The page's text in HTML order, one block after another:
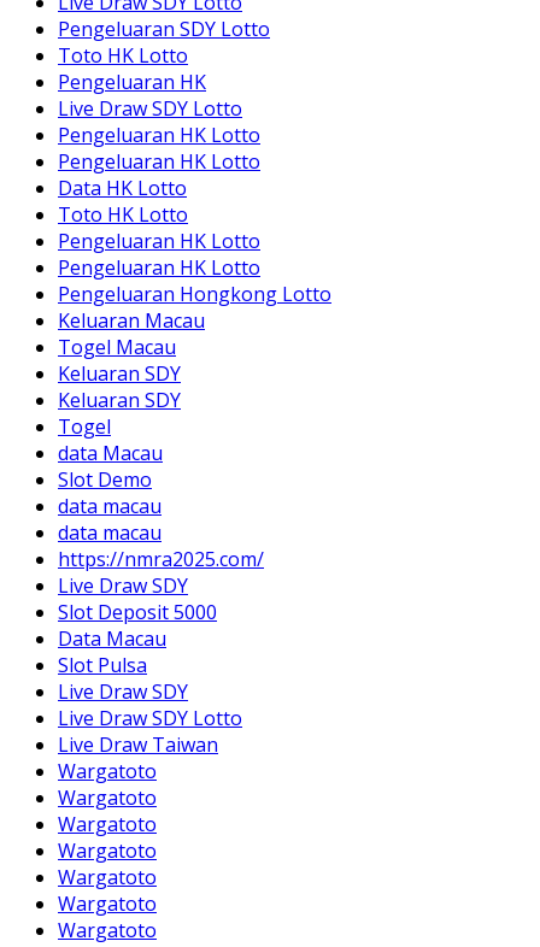
Pengeluaran SDY Lotto
Toto HK Lotto
Pengeluaran HK
Live Draw SDY Lotto
Pengeluaran HK Lotto
Pengeluaran HK Lotto
Data HK Lotto
Toto HK Lotto
Pengeluaran HK Lotto
Pengeluaran HK Lotto
Pengeluaran Hongkong Lotto
Keluaran Macau
Togel Macau
Keluaran SDY
Keluaran SDY
Togel
data Macau
Slot Demo
data macau
data macau
https://nmra2025.com/
Live Draw SDY
Slot Deposit 5000
Data Macau
Slot Pulsa
Live Draw SDY
Live Draw SDY Lotto
Live Draw Taiwan
Wargatoto
Wargatoto
Wargatoto
Wargatoto
Wargatoto
Wargatoto
Wargatoto